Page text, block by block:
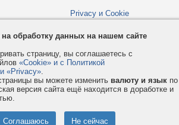
Privacy и Cookie
Форумы
VMESTE.EU
на обработку данных на нашем сайте
страницу, вы соглашаетесь с
«Cookie» и с Политикой
«Privacy».
вы можете изменить валюту и язык по
версия сайта ещё находится в доработке и